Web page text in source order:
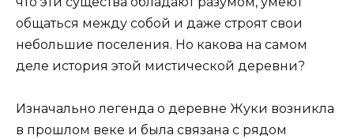
общаться между собой и даже строят свои
небольшие поселения. Но какова на самом
деле история этой мистической деревни?
Изначально легенда о деревне Жуки возникла
в прошлом веке и была связана с рядом